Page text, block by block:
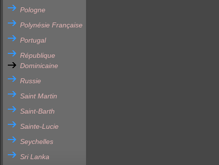
Pologne
Polynésie Française
Portugal
République
Dominicaine
Russie
Saint Martin
Saint-Barth
Sainte-Lucie
Seychelles
Sri Lanka